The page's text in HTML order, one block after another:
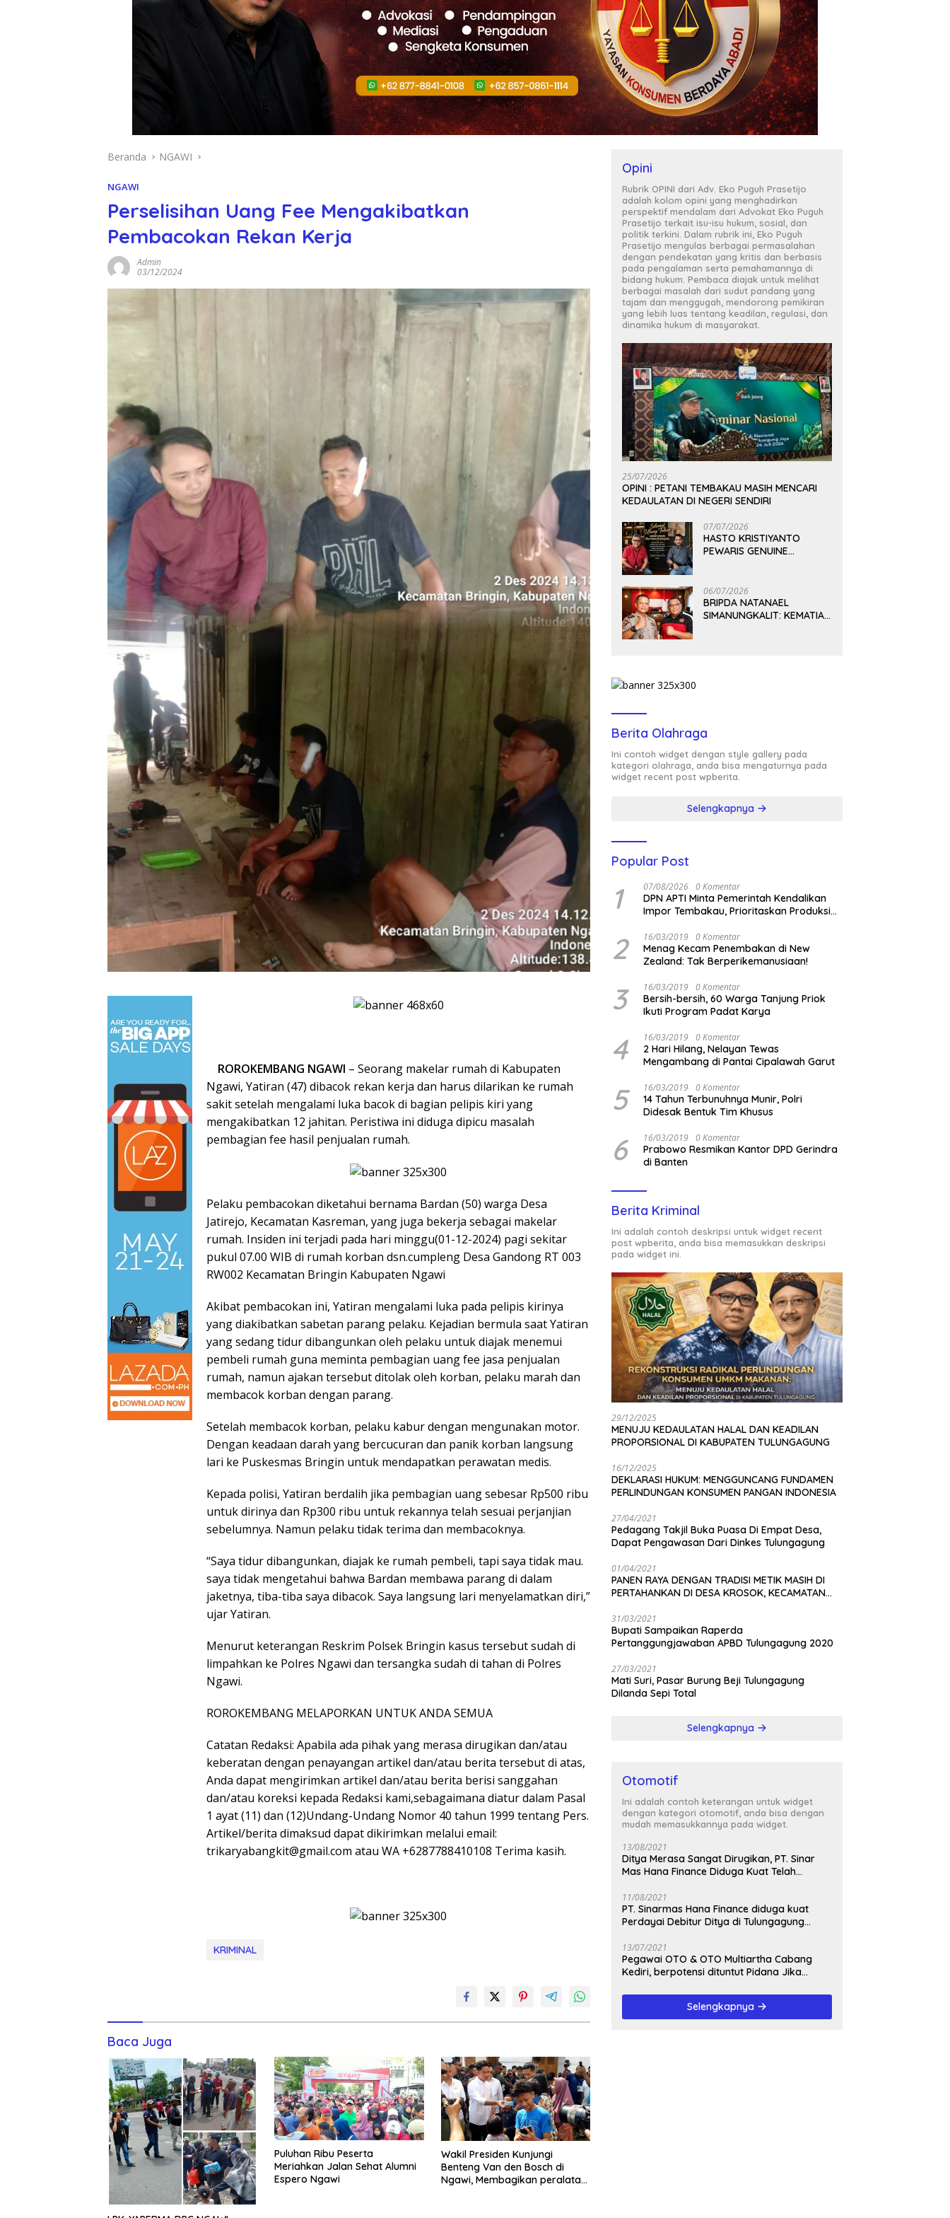
Beranda NGAWI
NGAWI
Perselisihan Uang Fee Mengakibatkan
Pembacokan Rekan Kerja
Admin
03/12/2024
ROROKEMBANG NGAWI – Seorang makelar rumah di Kabupaten
Ngawi, Yatiran (47) dibacok rekan kerja dan harus dilarikan ke rumah
sakit setelah mengalami luka bacok di bagian pelipis kiri yang
mengakibatkan 12 jahitan. Peristiwa ini diduga dipicu masalah
pembagian fee hasil penjualan rumah.
Pelaku pembacokan diketahui bernama Bardan (50) warga Desa
Jatirejo, Kecamatan Kasreman, yang juga bekerja sebagai makelar
rumah. Insiden ini terjadi pada hari minggu(01-12-2024) pagi sekitar
pukul 07.00 WIB di rumah korban dsn.cumpleng Desa Gandong RT 003
RW002 Kecamatan Bringin Kabupaten Ngawi
Akibat pembacokan ini, Yatiran mengalami luka pada pelipis kirinya
yang diakibatkan sabetan parang pelaku. Kejadian bermula saat Yatiran
yang sedang tidur dibangunkan oleh pelaku untuk diajak menemui
pembeli rumah guna meminta pembagian uang fee jasa penjualan
rumah, namun ajakan tersebut ditolak oleh korban, pelaku marah dan
membacok korban dengan parang.
Setelah membacok korban, pelaku kabur dengan mengunakan motor.
Dengan keadaan darah yang bercucuran dan panik korban langsung
lari ke Puskesmas Bringin untuk mendapatkan perawatan medis.
Kepada polisi, Yatiran berdalih jika pembagian uang sebesar Rp500 ribu
untuk dirinya dan Rp300 ribu untuk rekannya telah sesuai perjanjian
sebelumnya. Namun pelaku tidak terima dan membacoknya.
“Saya tidur dibangunkan, diajak ke rumah pembeli, tapi saya tidak mau.
saya tidak mengetahui bahwa Bardan membawa parang di dalam
jaketnya, tiba-tiba saya dibacok. Saya langsung lari menyelamatkan diri,”
ujar Yatiran.
Menurut keterangan Reskrim Polsek Bringin kasus tersebut sudah di
limpahkan ke Polres Ngawi dan tersangka sudah di tahan di Polres
Ngawi.
ROROKEMBANG MELAPORKAN UNTUK ANDA SEMUA
Catatan Redaksi: Apabila ada pihak yang merasa dirugikan dan/atau
keberatan dengan penayangan artikel dan/atau berita tersebut di atas,
Anda dapat mengirimkan artikel dan/atau berita berisi sanggahan
dan/atau koreksi kepada Redaksi kami,sebagaimana diatur dalam Pasal
1 ayat (11) dan (12)Undang-Undang Nomor 40 tahun 1999 tentang Pers.
Artikel/berita dimaksud dapat dikirimkan melalui email:
trikaryabangkit@gmail.com atau WA +6287788410108 Terima kasih.
KRIMINAL
Baca Juga
Puluhan Ribu Peserta
Meriahkan Jalan Sehat Alumni
Espero Ngawi
Wakil Presiden Kunjungi
Benteng Van den Bosch di
Ngawi, Membagikan peralatan
Opini
Rubrik OPINI dari Adv. Eko Puguh Prasetijo
adalah kolom opini yang menghadirkan
perspektif mendalam dari Advokat Eko Puguh
Prasetijo terkait isu-isu hukum, sosial, dan
politik terkini. Dalam rubrik ini, Eko Puguh
Prasetijo mengulas berbagai permasalahan
dengan pendekatan yang kritis dan berbasis
pada pengalaman serta pemahamannya di
bidang hukum. Pembaca diajak untuk melihat
berbagai masalah dari sudut pandang yang
tajam dan menggugah, mendorong pemikiran
yang lebih luas tentang keadilan, regulasi, dan
dinamika hukum di masyarakat.
25/07/2026
OPINI : PETANI TEMBAKAU MASIH MENCARI
KEDAULATAN DI NEGERI SENDIRI
07/07/2026
HASTO KRISTIYANTO
PEWARIS GENUINE
06/07/2026
BRIPDA NATANAEL
SIMANUNGKALIT: KEMATIAN
Berita Olahraga
Ini contoh widget dengan style gallery pada
kategori olahraga, anda bisa mengaturnya pada
widget recent post wpberita.
Selengkapnya
Popular Post
1 07/08/2026 0 Komentar
DPN APTI Minta Pemerintah Kendalikan
Impor Tembakau, Prioritaskan Produksi
2 16/03/2019 0 Komentar
Menag Kecam Penembakan di New
Zealand: Tak Berperikemanusiaan!
3 16/03/2019 0 Komentar
Bersih-bersih, 60 Warga Tanjung Priok
Ikuti Program Padat Karya
4 16/03/2019 0 Komentar
2 Hari Hilang, Nelayan Tewas
Mengambang di Pantai Cipalawah Garut
5 16/03/2019 0 Komentar
14 Tahun Terbunuhnya Munir, Polri
Didesak Bentuk Tim Khusus
6 16/03/2019 0 Komentar
Prabowo Resmikan Kantor DPD Gerindra
di Banten
Berita Kriminal
Ini adalah contoh deskripsi untuk widget recent
post wpberita, anda bisa memasukkan deskripsi
pada widget ini.
29/12/2025
MENUJU KEDAULATAN HALAL DAN KEADILAN
PROPORSIONAL DI KABUPATEN TULUNGAGUNG
16/12/2025
DEKLARASI HUKUM: MENGGUNCANG FUNDAMEN
PERLINDUNGAN KONSUMEN PANGAN INDONESIA
27/04/2021
Pedagang Takjil Buka Puasa Di Empat Desa,
Dapat Pengawasan Dari Dinkes Tulungagung
01/04/2021
PANEN RAYA DENGAN TRADISI METIK MASIH DI
PERTAHANKAN DI DESA KROSOK, KECAMATAN
31/03/2021
Bupati Sampaikan Raperda
Pertanggungjawaban APBD Tulungagung 2020
27/03/2021
Mati Suri, Pasar Burung Beji Tulungagung
Dilanda Sepi Total
Selengkapnya
Otomotif
Ini adalah contoh keterangan untuk widget
dengan kategori otomotif, anda bisa dengan
mudah memasukkannya pada widget.
13/08/2021
Ditya Merasa Sangat Dirugikan, PT. Sinar
Mas Hana Finance Diduga Kuat Telah
11/08/2021
PT. Sinarmas Hana Finance diduga kuat
Perdayai Debitur Ditya di Tulungagung
13/07/2021
Pegawai OTO & OTO Multiartha Cabang
Kediri, berpotensi dituntut Pidana Jika
Selengkapnya